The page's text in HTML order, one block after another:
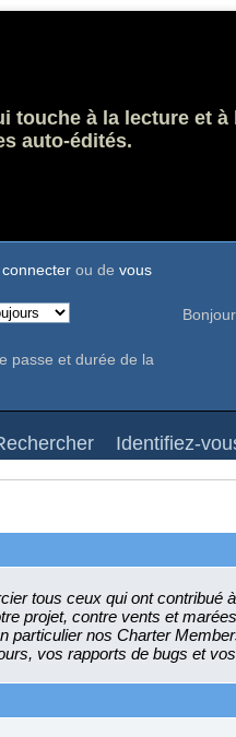
touche à la lecture et
auto-édités.
ou de vous
passe et durée de la
Identifiez-
tous ceux qui ont contribué
projet, contre vents et
particulier nos Charter
vos rapports de bugs et